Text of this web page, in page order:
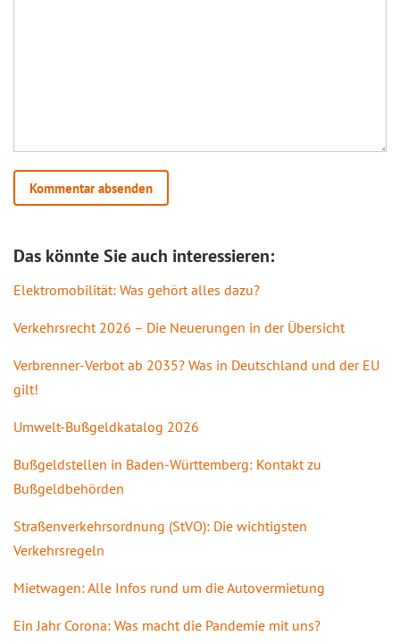
Das könnte Sie auch interessieren:
Elektromobilität: Was gehört alles dazu?
Verkehrsrecht 2026 – Die Neuerungen in der Übersicht
Verbrenner-Verbot ab 2035? Was in Deutschland und der EU
gilt!
Umwelt-Bußgeldkatalog 2026
Bußgeldstellen in Baden-Württemberg: Kontakt zu
Bußgeldbehörden
Straßenverkehrsordnung (StVO): Die wichtigsten
Verkehrsregeln
Mietwagen: Alle Infos rund um die Autovermietung
Ein Jahr Corona: Was macht die Pandemie mit uns?